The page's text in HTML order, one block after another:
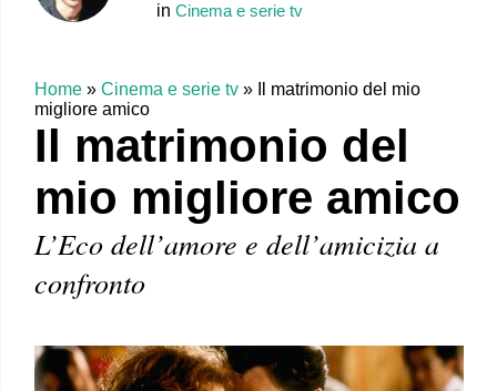
in Cinema e serie tv
Home » Cinema e serie tv »
Il matrimonio del mio
migliore amico
Il matrimonio del
mio migliore amico
L’Eco dell’amore e dell’amicizia a
confronto